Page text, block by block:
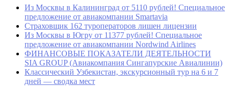
Из Москвы в Калининград от 5110 рублей! Специальное
предложение от авиакомпании Smartavia
Страховщик 162 туроператоров лишен лицензии
Из Москвы в Югру от 11377 рублей! Специальное
предложение от авиакомпании Nordwind Airlines
ФИНАНСОВЫЕ ПОКАЗАТЕЛИ ДЕЯТЕЛЬНОСТИ
SIA GROUP (Авиакомпания Сингапурские Авиалинии)
Классический Узбекистан, экскурсионный тур на 6 и 7
дней — сводка мест